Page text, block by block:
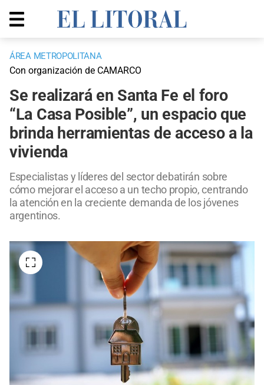
ÁREA METROPOLITANA
Con organización de CAMARCO
Se realizará en Santa Fe el foro
“La Casa Posible”, un espacio que
brinda herramientas de acceso a la
vivienda
Especialistas y líderes del sector debatirán sobre
cómo mejorar el acceso a un techo propio, centrando
la atención en la creciente demanda de los jóvenes
argentinos.